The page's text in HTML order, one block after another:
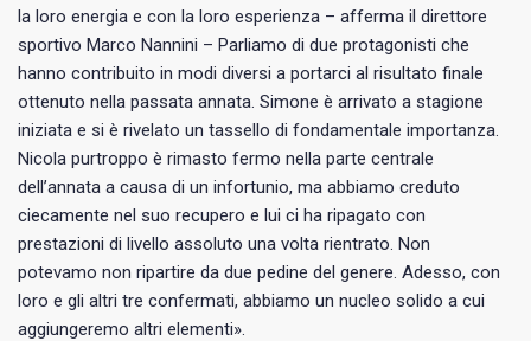
la loro energia e con la loro esperienza – afferma il direttore
sportivo Marco Nannini – Parliamo di due protagonisti che
hanno contribuito in modi diversi a portarci al risultato finale
ottenuto nella passata annata. Simone è arrivato a stagione
iniziata e si è rivelato un tassello di fondamentale importanza.
Nicola purtroppo è rimasto fermo nella parte centrale
dell’annata a causa di un infortunio, ma abbiamo creduto
ciecamente nel suo recupero e lui ci ha ripagato con
prestazioni di livello assoluto una volta rientrato. Non
potevamo non ripartire da due pedine del genere. Adesso, con
loro e gli altri tre confermati, abbiamo un nucleo solido a cui
aggiungeremo altri elementi».